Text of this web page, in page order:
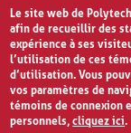
Le site web de
afin de recueillir des
expérience à ses
l’utilisation de ces
d’utilisation. Vous
vos paramètres de
témoins de connexion
personnels,cliquez ici.